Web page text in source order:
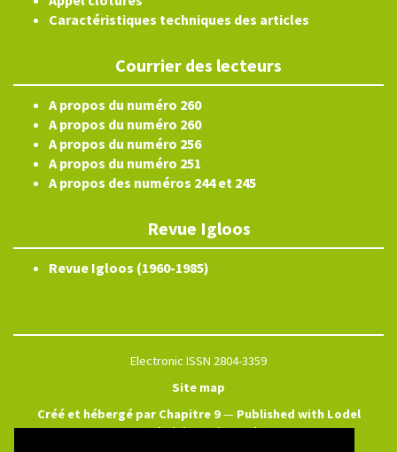
Caractéristiques techniques des articles
Courrier des lecteurs
A propos du numéro 260
A propos du numéro 260
A propos du numéro 256
A propos du numéro 251
A propos des numéros 244 et 245
Revue Igloos
Revue Igloos (1960-1985)
Electronic ISSN 2804-3359
Site map
Créé et hébergé par Chapitre 9— Published with Lodel
—Administration only